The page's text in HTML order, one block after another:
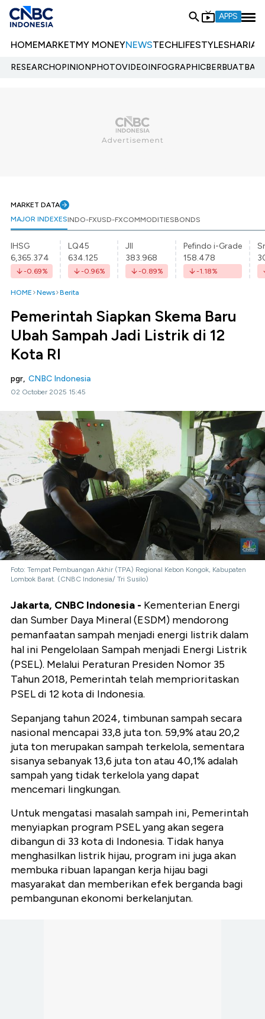
APPS
HOMEMARKETMY MONEYNEWSTECHLIFESTYLESHARIA
RESEARCHOPINIONPHOTOVIDEOINFOGRAPHIC
MARKET DATA
MAJOR INDEXESINDO-FXUSD-FXCOMMODITIESBONDS
IHSG
6,365.374
-0.69%
LQ45
634.125
-0.96%
JII
383.968
-0.89%
Pefindo i-Grade
158.478
-1.18%
HOME News Berita
Pemerintah Siapkan Skema Baru
Ubah Sampah Jadi Listrik di 12
Kota RI
pgr, CNBC Indonesia
02 October 2025 15:45
Foto: Tempat Pembuangan Akhir (TPA) Regional Kebon Kongok, Kabupaten
Lombok Barat. (CNBC Indonesia/ Tri Susilo)
Jakarta, CNBC Indonesia - Kementerian Energi
dan Sumber Daya Mineral (ESDM) mendorong
pemanfaatan sampah menjadi energi listrik dalam
hal ini Pengelolaan Sampah menjadi Energi Listrik
(PSEL). Melalui Peraturan Presiden Nomor 35
Tahun 2018, Pemerintah telah memprioritaskan
PSEL di 12 kota di Indonesia.
Sepanjang tahun 2024, timbunan sampah secara
nasional mencapai 33,8 juta ton. 59,9% atau 20,2
juta ton merupakan sampah terkelola, sementara
sisanya sebanyak 13,6 juta ton atau 40,1% adalah
sampah yang tidak terkelola yang dapat
mencemari lingkungan.
Untuk mengatasi masalah sampah ini, Pemerintah
menyiapkan program PSEL yang akan segera
dibangun di 33 kota di Indonesia. Tidak hanya
menghasilkan listrik hijau, program ini juga akan
membuka ribuan lapangan kerja hijau bagi
masyarakat dan memberikan efek berganda bagi
pembangunan ekonomi berkelanjutan.